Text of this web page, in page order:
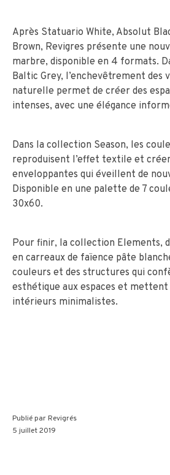
Après Statuario White, Absolut
Brown, Revigres présente une
marbre, disponible en 4 formats.
Baltic Grey, l’enchevêtrement des
naturelle permet de créer des
intenses, avec une élégance
Dans la collection Season, les
reproduisent l’effet textile et
enveloppantes qui éveillent de
Disponible en une palette de 7
30x60.
Pour finir, la collection Elements,
en carreaux de faïence pâte
couleurs et des structures qui
esthétique aux espaces et
intérieurs minimalistes.
Publié parRevigrés
5 juillet 2019